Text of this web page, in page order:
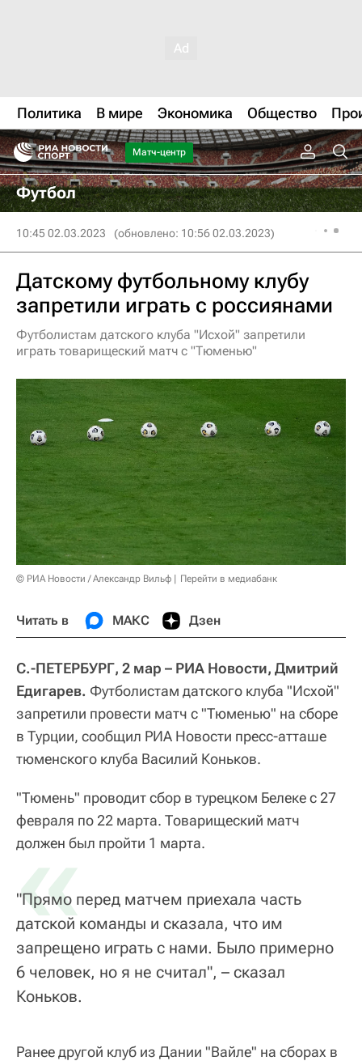
Политика В мире Экономика Общество
Матч-центр
Футбол
10:45 02.03.2023 (обновлено: 10:56 02.03.2023)
Датскому футбольному клубу
запретили играть с россиянами
Футболистам датского клуба "Исхой" запретили
играть товарищеский матч с "Тюменью"
© РИА Новости / Александр Вильф Перейти в медиабанк
Читать в МАКС Дзен
С.-ПЕТЕРБУРГ, 2 мар – РИА Новости, Дмитрий
Едигарев. Футболистам датского клуба "Исхой"
запретили провести матч с "Тюменью" на сборе
в Турции, сообщил РИА Новости пресс-атташе
тюменского клуба Василий Коньков.
"Тюмень" проводит сбор в турецком Белеке с 27
февраля по 22 марта. Товарищеский матч
должен был пройти 1 марта.
«
"Прямо перед матчем приехала часть
датской команды и сказала, что им
запрещено играть с нами. Было примерно
6 человек, но я не считал", – сказал
Коньков.
Ранее другой клуб из Дании "Вайле" на сборах в